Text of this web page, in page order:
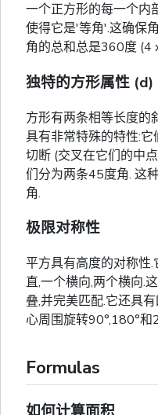
一个正方形的每一个内
使得它是'等角'.这确保
角的总和总是360度 (4
独特的方形属性 (d)
方形有两条相等长度的
具有非常特殊的特性:
切断 (交叉在它们的中
们分为两条45度角. 这
角.
极限对称性
平方具有高度的对称性
直,一个横向,两个横向.
叠,并完美匹配.它还具
心周围旋转90°,180°
Formulas
如何计算面积